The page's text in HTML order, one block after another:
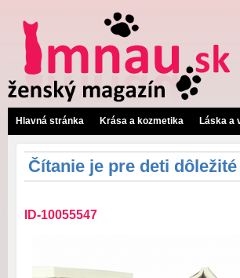
Hlavná stránka Krása a kozmetika Láska a
Čítanie je pre deti dôležité
ID-10055547